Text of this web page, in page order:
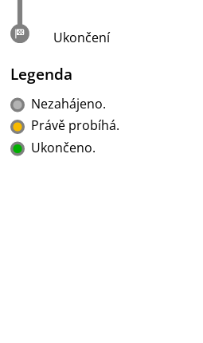
Ukončení
Legenda
Nezahájeno.
Právě probíhá.
Ukončeno.